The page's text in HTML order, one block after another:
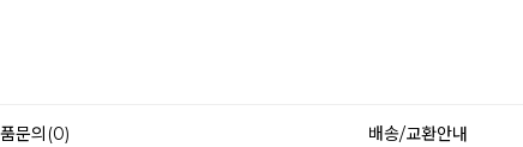
문의(0) 배송/교환안내